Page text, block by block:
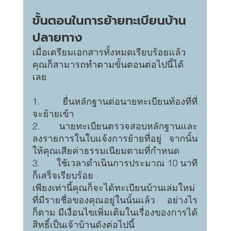
ขั้นตอนในการย้ายทะเบียนบ้าน
ปลายทาง
เมื่อเตรียมเอกสารทั้งหมดเรียบร้อยแล้ว
คุณก็สามารถทำตามขั้นตอนต่อไปนี้ได้
เลย
1.      ยื่นหลักฐานต่อนายทะเบียนท้องที่ที่
จะย้ายเข้า
2.      นายทะเบียนตรวจสอบหลักฐานและ
ลงรายการในใบแจ้งการย้ายที่อยู่ จากนั้น
ให้คุณเสียค่าธรรมเนียมตามที่กำหนด
3.      ใช้เวลาดำเนินการประมาณ 10 นาที
ก็เสร็จเรียบร้อย
เพียงเท่านี้คุณก็จะได้ทะเบียนบ้านเล่มใหม่
ที่มีรายชื่อของคุณอยู่ในนั้นแล้ว อย่างไร
ก็ตาม มีเงื่อนไขเพิ่มเติมในเรื่องของการได้
สิทธิ์เป็นเจ้าบ้านดังต่อไปนี้